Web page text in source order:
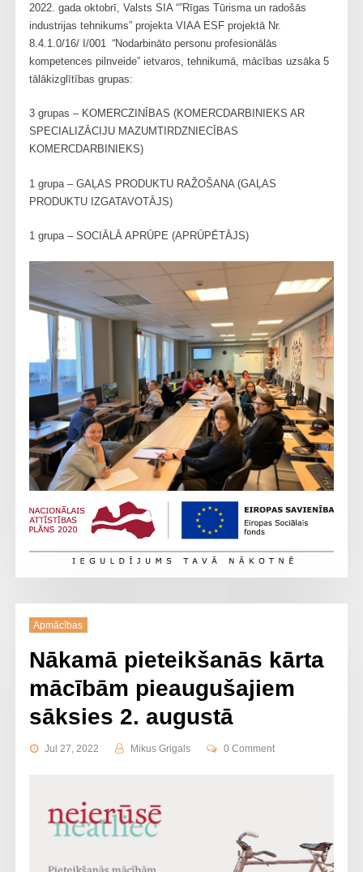
2022. gada oktobrī, Valsts SIA “”Rīgas Tūrisma un radošās
industrijas tehnikums” projekta VIAA ESF projektā Nr.
8.4.1.0/16/ I/001 “Nodarbināto personu profesionālās
kompetences pilnveide” ietvaros, tehnikumā, mācības uzsāka 5
tālākizglītības grupas:
3 grupas – KOMERCZINĪBAS (KOMERCDARBINIEKS AR
SPECIALIZĀCIJU MAZUMTIRDZNIECĪBAS
KOMERCDARBINIEKS)
1 grupa – GAĻAS PRODUKTU RAŽOŠANA (GAĻAS
PRODUKTU IZGATAVOTĀJS)
1 grupa – SOCIĀLĀ APRŪPE (APRŪPĒTĀJS)
Apmācības
Nākamā pieteikšanās kārta
mācībām pieaugušajiem
sāksies 2. augustā
Jul 27, 2022 Mikus Grigals 0 Comment